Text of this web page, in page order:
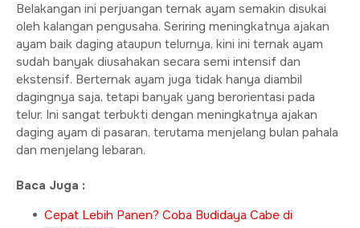
Belakangan ini perjuangan ternak ayam semakin disukai
oleh kalangan pengusaha. Seriring meningkatnya ajakan
ayam baik daging ataupun telurnya, kini ini ternak ayam
sudah banyak diusahakan secara semi intensif dan
ekstensif. Berternak ayam juga tidak hanya diambil
dagingnya saja, tetapi banyak yang berorientasi pada
telur. Ini sangat terbukti dengan meningkatnya ajakan
daging ayam di pasaran, terutama menjelang bulan pahala
dan menjelang lebaran.
Baca Juga :
Cepat Lebih Panen? Coba Budidaya Cabe di